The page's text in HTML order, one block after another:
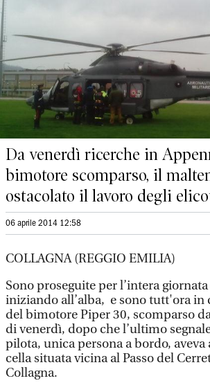
Da venerdì ricerche in
bimotore scomparso, il
ostacolato il lavoro degli
06 aprile 2014 12:58
COLLAGNA (REGGIO EMILIA)
Sono proseguite per l’intera
iniziando all’alba, e sono tutt'ora in
del bimotore Piper 30, scomparso
di venerdì, dopo che l’ultimo
pilota, unica persona a bordo, aveva
cella situata vicina al Passo del
Collagna.